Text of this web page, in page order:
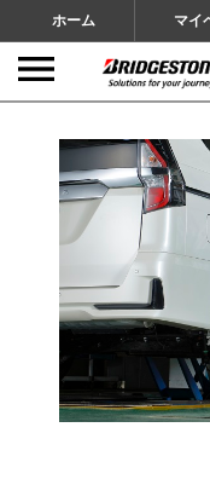
ホーム マイ